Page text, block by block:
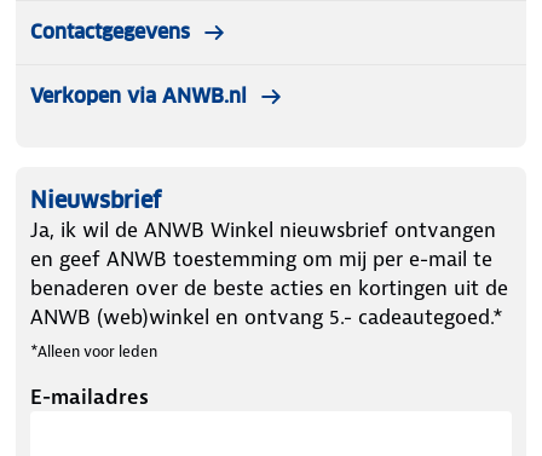
Contactgegevens
Verkopen via ANWB.nl
Nieuwsbrief
Ja, ik wil de ANWB Winkel nieuwsbrief ontvangen
en geef ANWB toestemming om mij per e-mail te
benaderen over de beste acties en kortingen uit de
ANWB (web)winkel en ontvang 5.- cadeautegoed.*
*Alleen voor leden
E-mailadres